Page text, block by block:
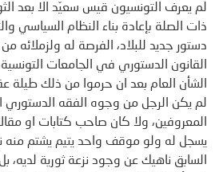
لم يعرف التونسيون قيس سعيّد الا بعد
ذات الصلة بإعادة بناء النظام السياسي
دستور جديد للبلاد، الفرصة له ولزملائه
القانون الدستوري في الجامعات
الشأن العام بعد ان حرموا من ذلك طيلة
لم يكن الرجل من وجوه الفقه الدستوري
المعروفين، ولا كان صاحب كتابات او
يسجل له ولو موقف واحد يتيم يشتم منه
السابق ناهيك عن وجود نزعة ثورية